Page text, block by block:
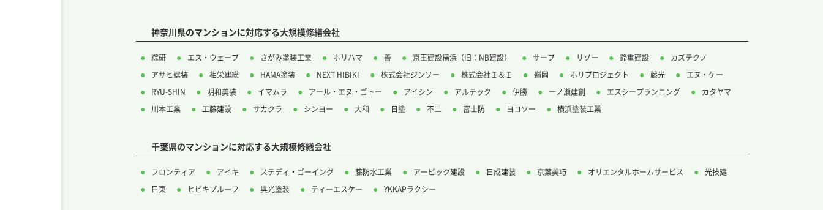
神奈川県のマンションに対応する大規模修繕会社
綜研 エス・ウェーブ さがみ塗装工業 ホリハマ 善 京王建設横浜（旧：NB建設） サーブ リソー 鈴重建設
カズテクノ
アサヒ建装
相栄建総 HAMA塗装 NEXT HIBIKI 株式会社ジンソー 株式会社Ｉ＆Ｉ 嶺岡 ホリプロジェクト 藤光
エヌ・ケー
RYU-SHIN
明和美装 イマムラ アール・エヌ・ゴトー アイシン アルテック 伊勝 一ノ瀬建創 エスシープランニング
カタヤマ
川本工業
工藤建設 サカクラ シンヨー 大和 日塗 不二 富士防 ヨコソー 横浜塗装工業
千葉県のマンションに対応する大規模修繕会社
フロンティア アイキ ステディ・ゴーイング 藤防水工業 アービック建設 日成建装 京葉美巧 オリエンタルホームサービス
光技建
日東
ヒビキプルーフ 呉光塗装 ティーエスケー YKKAPラクシー